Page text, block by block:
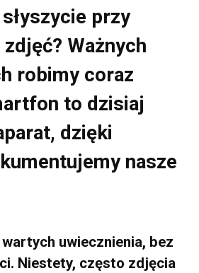
przy
zdjęć? Ważnych
robimy coraz
to dzisiaj
dzięki
nasze
uwiecznienia, bez
Niestety, często zdjęcia